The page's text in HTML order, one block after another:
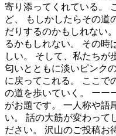
寄り添ってくれている。
ど、 もしかしたらその道
だりするのかもしれない
るかもしれない。 その時
しい。 そして、私たちが
匂いとともに淡いピンク
に戻ってこれる。 ここ
の道を歩いていく。 ーー
がお題です。 一人称や語
い。 話の大筋が変わって
ださい。 沢山のご投稿お